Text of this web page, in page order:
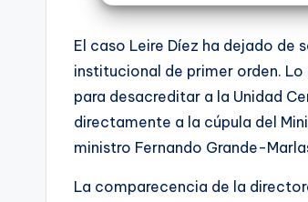
El caso Leire Díez ha dejado de
institucional de primer orden.
para desacreditar a la Unidad
directamente a la cúpula del
ministro Fernando Grande-
La comparecencia de la